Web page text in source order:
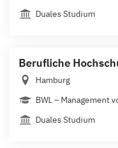
Duales Studium
Berufliche
Hamburg
BWL – Management
Duales Studium